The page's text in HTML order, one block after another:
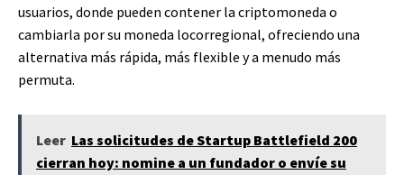
usuarios, donde pueden contener la criptomoneda o
cambiarla por su moneda locorregional, ofreciendo una
alternativa más rápida, más flexible y a menudo más
permuta.
Leer Las solicitudes de Startup Battlefield 200
cierran hoy: nomine a un fundador o envíe su